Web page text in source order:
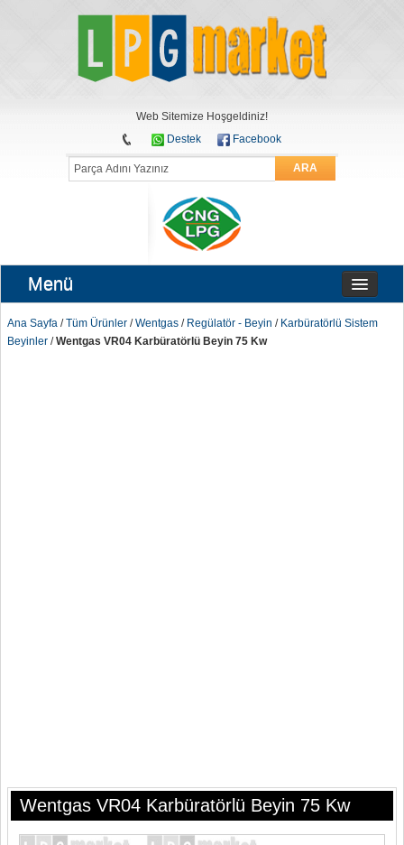
Web Sitemize Hoşgeldiniz!
Destek
Facebook
ARA
Menü
Ana Sayfa /Tüm Ürünler /Wentgas / Regülatör - Beyin / Karbüratörlü Sistem
Beyinler /Wentgas VR04 Karbüratörlü Beyin 75 Kw
Wentgas VR04 Karbüratörlü Beyin 75 Kw